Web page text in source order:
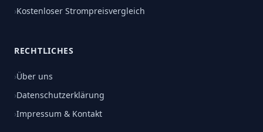
›Kostenloser Strompreisvergleich
RECHTLICHES
›Über uns
›Datenschutzerklärung
›Impressum & Kontakt